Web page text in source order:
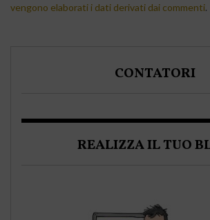
vengono elaborati i dati derivati dai commenti.
CONTATORI
REALIZZA IL TUO